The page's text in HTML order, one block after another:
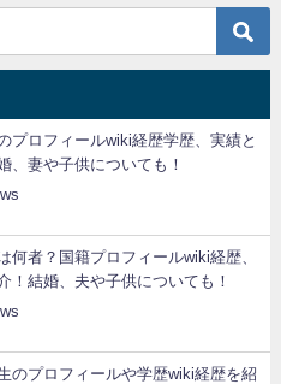
プロフィールwiki経歴学歴、実績と
、妻や子供についても！
何者？国籍プロフィールwiki経歴、
！結婚、夫や子供についても！
のプロフィールや学歴wiki経歴を紹